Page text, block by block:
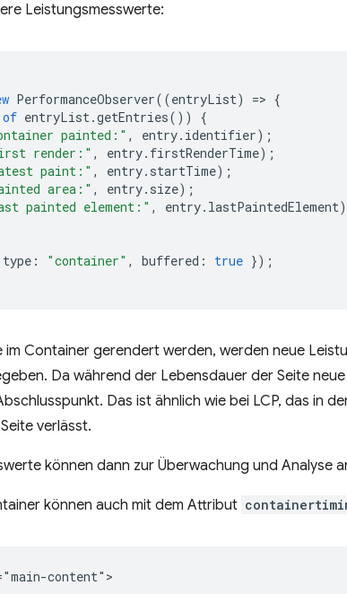
Leistungsmesswerte:
PerformanceObserver((entryList) => {
of entryList.getEntries())
{
painted:" , entry. identifier);
render:" , entry. firstRenderTime);
paint:" , entry. startTime);
area:" , entry. size);
painted element:" , entry. lastPaintedElement
type : "container" , buffered : true });
im Container gerendert werden, werden neue
Da während der Lebensdauer der Seite
Das ist ähnlich wie bei LCP, das in
verlässt.
können dann zur Überwachung und Analyse
können auch mit dem Attribut
content">